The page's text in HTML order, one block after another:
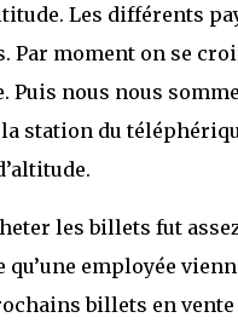
Les différents
Par moment on se
Puis nous nous
station du
les billets fut
qu’une employée
billets en